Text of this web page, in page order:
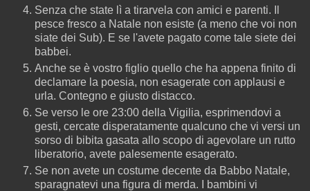
Senza che state lì a tirarvela con amici e parenti. Il
pesce fresco a Natale non esiste (a meno che voi non
siate dei Sub). E se l'avete pagato come tale siete dei
babbei.
Anche se è vostro figlio quello che ha appena finito di
declamare la poesia, non esagerate con applausi e
urla. Contegno e giusto distacco.
Se verso le ore 23:00 della Vigilia, esprimendovi a
gesti, cercate disperatamente qualcuno che vi versi un
sorso di bibita gasata allo scopo di agevolare un rutto
liberatorio, avete palesemente esagerato.
Se non avete un costume decente da Babbo Natale,
sparagnatevi una figura di merda. I bambini vi